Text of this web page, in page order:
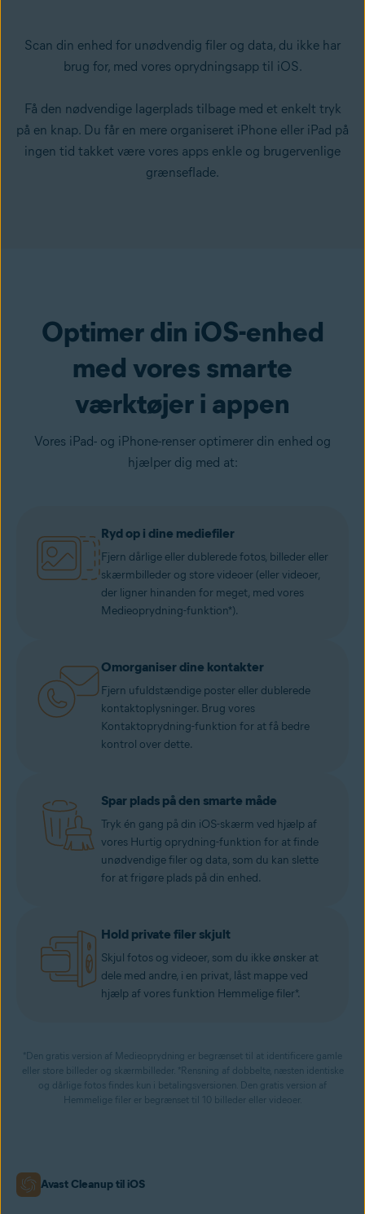
Scan din enhed for unødvendig filer og data, du ikke har
brug for, med vores oprydningsapp til iOS.
Få den nødvendige lagerplads tilbage med et enkelt tryk
på en knap. Du får en mere organiseret iPhone eller iPad på
ingen tid takket være vores apps enkle og brugervenlige
grænseflade.
Optimer din iOS-enhed
med vores smarte
værktøjer i appen
Vores iPad- og iPhone-renser optimerer din enhed og
hjælper dig med at:
Ryd op i dine mediefiler
Fjern dårlige eller dublerede fotos, billeder eller
skærmbilleder og store videoer (eller videoer,
der ligner hinanden for meget, med vores
Medieoprydning-funktion*).
Omorganiser dine kontakter
Fjern ufuldstændige poster eller dublerede
kontaktoplysninger. Brug vores
Kontaktoprydning-funktion for at få bedre
kontrol over dette.
Spar plads på den smarte måde
Tryk én gang på din iOS-skærm ved hjælp af
vores Hurtig oprydning-funktion for at finde
unødvendige filer og data, som du kan slette
for at frigøre plads på din enhed.
Hold private filer skjult
Skjul fotos og videoer, som du ikke ønsker at
dele med andre, i en privat, låst mappe ved
hjælp af vores funktion Hemmelige filer*.
*Den gratis version af Medieoprydning er begrænset til at identificere gamle
eller store billeder og skærmbilleder. *Rensning af dobbelte, næsten identiske
og dårlige fotos findes kun i betalingsversionen. Den gratis version af
Hemmelige filer er begrænset til 10 billeder eller videoer.
Avast Cleanup til iOS